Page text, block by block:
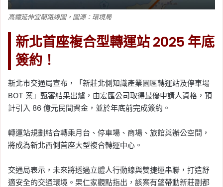
高鐵延伸宜蘭路線圖，圖源：環境局
新北首座複合型轉運站 2025 年底
簽約！
新北市交通局宣布，「新莊北側知識產業園區轉運站及停車場
BOT 案」甄審結果出爐，由宏匯公司取得最優申請人資格，預
計引入 86 億元民間資金，並於年底前完成簽約。
轉運站規劃結合轉乘月台、停車場、商場、旅館與辦公空間，
將成為新北西側首座大型複合轉運中心。
交通局表示，未來將透過立體人行動線與雙捷運串聯，打造舒
適安全的交通環境。果仁家觀點指出，該案有望帶動新莊副都